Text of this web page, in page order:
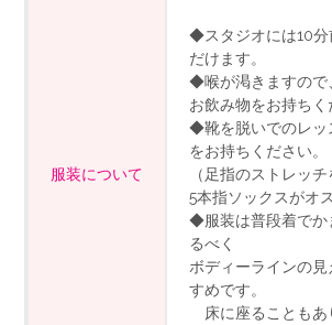
服装について
◆スタジオには10分
だけます。
◆喉が渇きますので
お飲み物をお持ちく
◆靴を脱いでのレッ
をお持ちください。
（足指のストレッ
5本指ソックスがオ
◆服装は普段着でか
るべく
ボディーラインの
すめです。
床に座ることもあ